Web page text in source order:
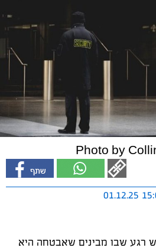
רגע שבו מבינים שאבטחה היא